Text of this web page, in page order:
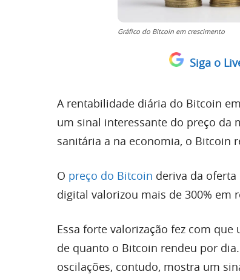
Gráfico do Bitcoin em crescimento
Siga o
A rentabilidade diária do Bitcoin
um sinal interessante do preço da
sanitária a na economia, o Bitcoin
O preço do Bitcoin deriva da
digital valorizou mais de 300% em
Essa forte valorização fez com
de quanto o Bitcoin rendeu por
oscilações, contudo, mostra um